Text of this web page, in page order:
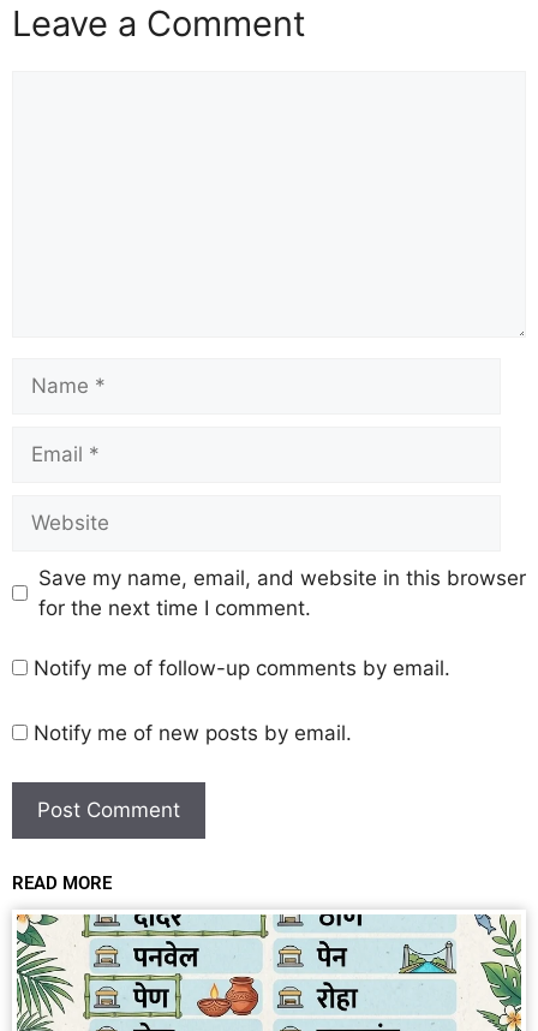
Leave a Comment
Save my name, email, and website in this browser
for the next time I comment.
Notify me of follow-up comments by email.
Notify me of new posts by email.
READ MORE